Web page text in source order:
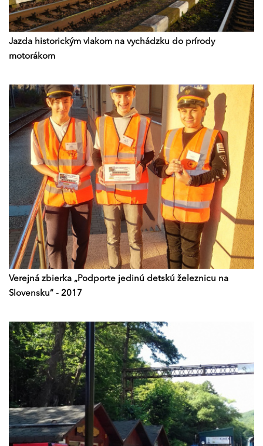
Jazda historickým vlakom na vychádzku do prírody
motorákom
Verejná zbierka „Podporte jedinú detskú železnicu na
Slovensku“ - 2017